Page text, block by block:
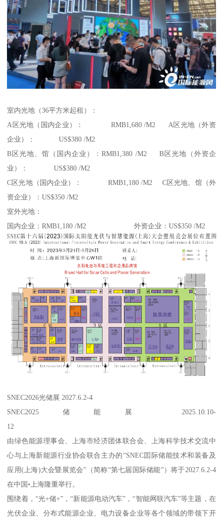
室内光地（36平方米起租）：
A区光地（国内企业）： RMB1,680 /M2 A区光地（外资
企业）： US$380 /M2
B区光地、馆（国内企业）：RMB1,380 /M2 B区光地（外资企
业）： US$380 /M2
C区光地（国内企业）： RMB1,180 /M2 C区光地、馆（外
资企业）：US$350 /M2
室外光地：
国内企业：RMB1,180 /M2 外资企业：US$350 /M2
SNEC2026光储展 2027.6.2-4
SNEC2025储能展 2025.10.10-
12
由绿色能源理事会、上海市经济团体联合会、上海科学技术交流中
心与上海新能源行业协会联合主办的“SNEC囯际储能技术和装备及
应用(上海)大会暨展览会”（简称“第七届国际储能”）将于2027.6.2-4
在中国•上海隆重举行。
围绕着，“光+储+”，“新能源电动汽车”，“智能网联汽车”等主题，在
光伏企业、分布式能源企业、电力设备企业等各个领域的带领下开